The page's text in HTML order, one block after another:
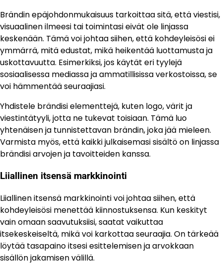
Brändin epäjohdonmukaisuus tarkoittaa sitä, että viestisi,
visuaalinen ilmeesi tai toimintasi eivät ole linjassa
keskenään. Tämä voi johtaa siihen, että kohdeyleisösi ei
ymmärrä, mitä edustat, mikä heikentää luottamusta ja
uskottavuutta. Esimerkiksi, jos käytät eri tyylejä
sosiaalisessa mediassa ja ammatillisissa verkostoissa, se
voi hämmentää seuraajiasi.
Yhdistele brändisi elementtejä, kuten logo, värit ja
viestintätyyli, jotta ne tukevat toisiaan. Tämä luo
yhtenäisen ja tunnistettavan brändin, joka jää mieleen.
Varmista myös, että kaikki julkaisemasi sisältö on linjassa
brändisi arvojen ja tavoitteiden kanssa.
Liiallinen itsensä markkinointi
Liiallinen itsensä markkinointi voi johtaa siihen, että
kohdeyleisösi menettää kiinnostuksensa. Kun keskityt
vain omaan saavutuksiisi, saatat vaikuttaa
itsekeskeiseltä, mikä voi karkottaa seuraajia. On tärkeää
löytää tasapaino itsesi esittelemisen ja arvokkaan
sisällön jakamisen välillä.